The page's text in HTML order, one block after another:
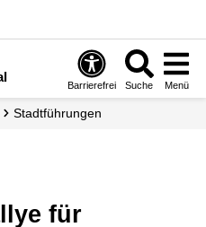
Barrierefrei Suche Menü
Stadtführungen